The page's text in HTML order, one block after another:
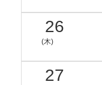
26
(木)
27